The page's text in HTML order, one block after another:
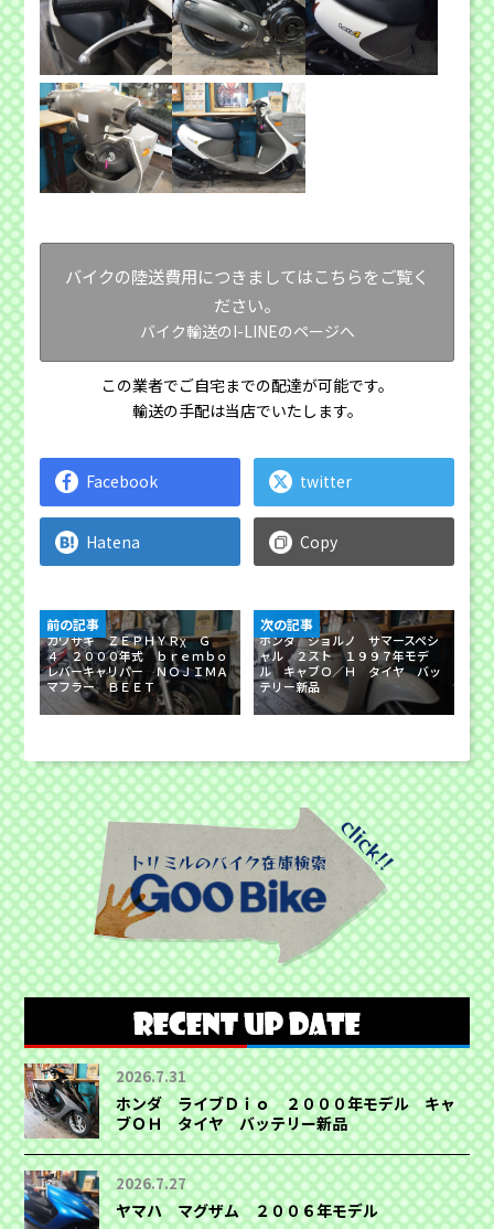
バイクの陸送費用につきましてはこちらをご覧く
ださい。
バイク輸送のI-LINEのページへ
この業者でご自宅までの配達が可能です。
輸送の手配は当店でいたします。
Facebook twitter
Hatena Copy
カワサキ ＺＥＰＨＹＲχ Ｇ
４ ２０００年式 ｂｒｅｍｂｏ
レバーキャリパー ＮＯＪＩＭＡ
マフラー ＢＥＥＴ
前の記事
ホンダ ジョルノ サマースペシ
ャル ２スト １９９７年モデ
ル キャブＯ／Ｈ タイヤ バッ
テリー新品
次の記事
2026.7.31
ホンダ ライブＤｉｏ ２０００年モデル キャ
ブＯＨ タイヤ バッテリー新品
2026.7.27
ヤマハ マグザム ２００６年モデル